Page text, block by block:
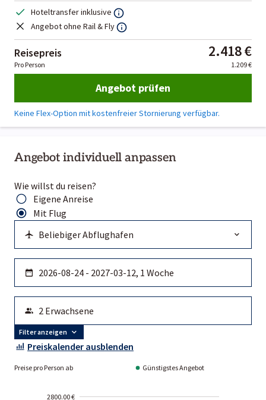
Angebot individuell anpassen
Wie willst du reisen?
Eigene Anreise
Mit Flug
Filter anzeigen
Preiskalender ausblenden
Preise pro Person ab Günstigstes Angebot
2800.00 €
Hoteltransfer inklusive
Angebot ohne Rail & Fly
Reisepreis 2.418 €
Pro Person 1.209 €
Angebot prüfen
Keine Flex-Option mit kostenfreier Stornierung verfügbar.